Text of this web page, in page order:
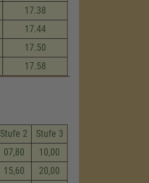
17.38
17.44
17.50
17.58
Stufe 2
Stufe 3
07,80
10,00
15,60
20,00